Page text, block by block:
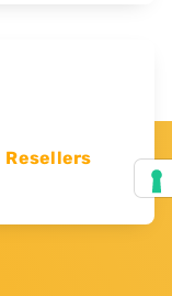
Resellers